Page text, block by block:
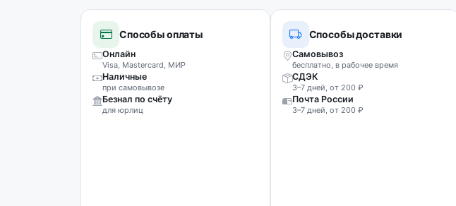
Способы оплаты
Онлайн
Visa, Mastercard, МИР
Наличные
при самовывозе
Безнал по счёту
для юрлиц
Способы доставки
Самовывоз
бесплатно, в рабочее время
СДЭК
3–7 дней, от 200 ₽
Почта России
3–7 дней, от 200 ₽